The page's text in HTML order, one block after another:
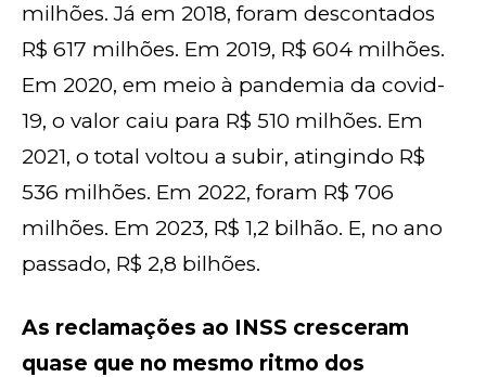
milhões. Já em 2018, foram descontados
R$ 617 milhões. Em 2019, R$ 604 milhões.
Em 2020, em meio à pandemia da covid-
19, o valor caiu para R$ 510 milhões. Em
2021, o total voltou a subir, atingindo R$
536 milhões. Em 2022, foram R$ 706
milhões. Em 2023, R$ 1,2 bilhão. E, no ano
passado, R$ 2,8 bilhões.
As reclamações ao INSS cresceram
quase que no mesmo ritmo dos